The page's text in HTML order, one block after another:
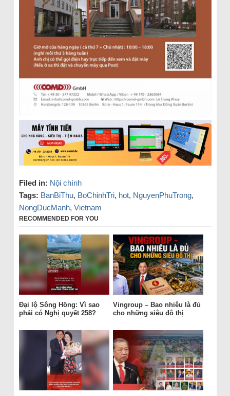
Filed in: Nội chính
Tags: BanBiThu, BoChinhTri, hot, NguyenPhuTrong,
NongDucManh, Vietnam
RECOMMENDED FOR YOU
Đại lộ Sông Hồng: Vì sao
phải có Nghị quyết 258?
Vingroup – Bao nhiêu là đủ
cho những siêu đô thị